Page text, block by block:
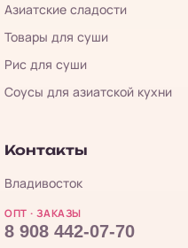
Азиатские сладости
Товары для суши
Рис для суши
Соусы для азиатской кухни
Контакты
Владивосток
ОПТ · ЗАКАЗЫ
8 908 442-07-70